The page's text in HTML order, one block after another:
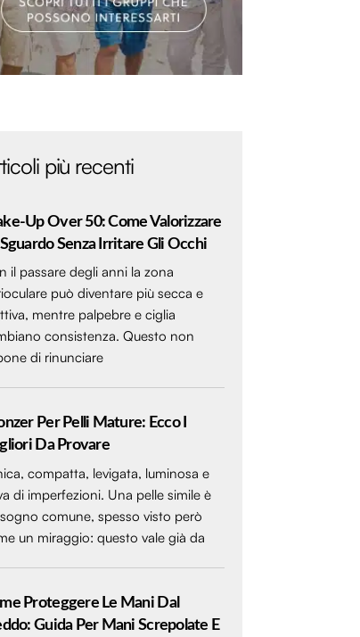
più recenti
Up Over 50: Come Valorizzare
Sguardo Senza Irritare Gli Occhi
il passare degli anni la zona
può diventare più secca e
mentre palpebre e ciglia
consistenza. Questo non
di rinunciare
Per Pelli Mature: Ecco I
Da Provare
compatta, levigata, luminosa e
di imperfezioni. Una pelle simile è
comune, spesso visto però
un miraggio: questo vale già da
Proteggere Le Mani Dal
Guida Per Mani Screpolate E